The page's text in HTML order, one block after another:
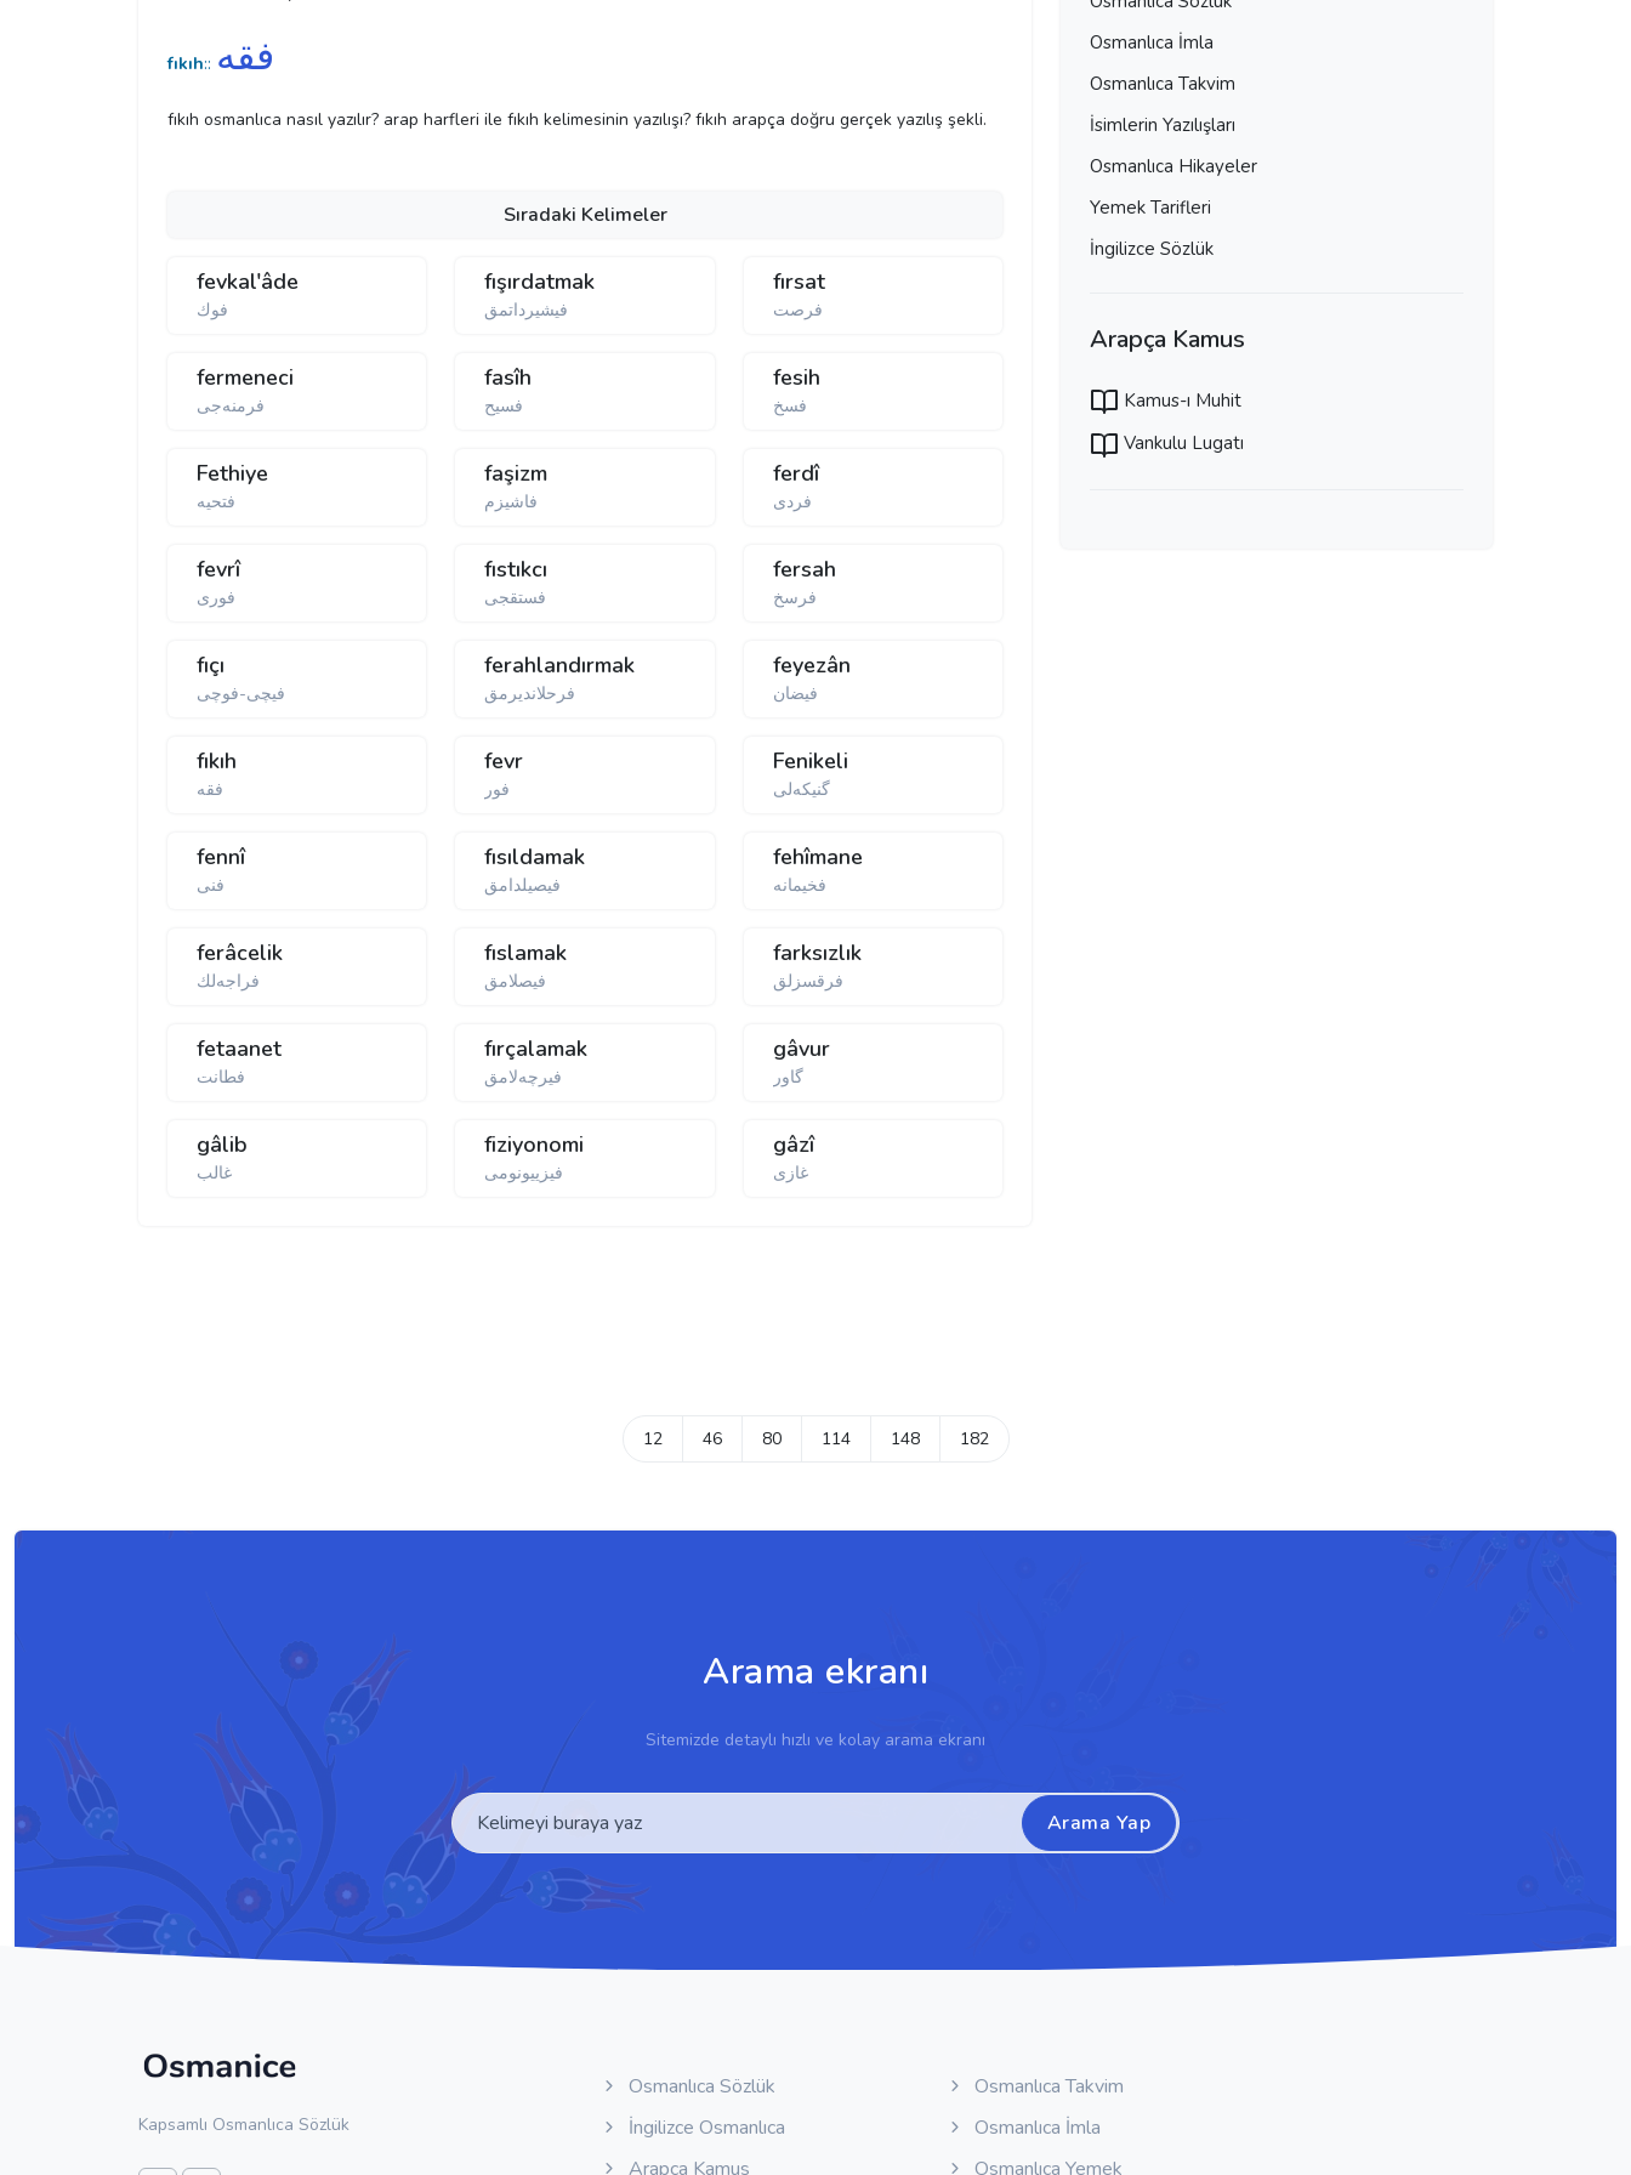
fıkıh:: فقه
fıkıh osmanlıca nasıl yazılır? arap harfleri ile fıkıh kelimesinin yazılışı? fıkıh arapça doğru gerçek yazılış şekli.
Sıradaki Kelimeler
fevkal'âde
فوك
fışırdatmak
فیشیرداتمق
fırsat
فرصت
fermeneci
فرمنەجی
fasîh
فسیح
fesih
فسخ
Fethiye
فتحیە
faşizm
فاشیزم
ferdî
فردی
fevrî
فوری
fıstıkcı
فستقجی
fersah
فرسخ
fıçı
فیچی-فوچی
ferahlandırmak
فرحلاندیرمق
feyezân
فیضان
fıkıh
فقه
fevr
فور
Fenikeli
گنیكەلی
fennî
فنی
fısıldamak
فیصیلدامق
fehîmane
فخیمانه
ferâcelik
فراجەلك
fıslamak
فیصلامق
farksızlık
فرقسزلق
fetaanet
فطانت
fırçalamak
فیرچه‌لامق
gâvur
گاور
gâlib
غالب
fiziyonomi
فیزییونومی
gâzî
غازی
Osmanlıca İmla
Osmanlıca Takvim
İsimlerin Yazılışları
Osmanlıca Hikayeler
Yemek Tarifleri
İngilizce Sözlük
Arapça Kamus
Kamus-ı Muhit
Vankulu Lugatı
12 46 80 114 148 182
Arama ekranı
Sitemizde detaylı hızlı ve kolay arama ekranı
Arama Yap
Kapsamlı Osmanlıca Sözlük
Osmanlıca Sözlük
İngilizce Osmanlıca
Arapça Kamus
Osmanlıca Takvim
Osmanlıca İmla
Osmanlıca Yemek